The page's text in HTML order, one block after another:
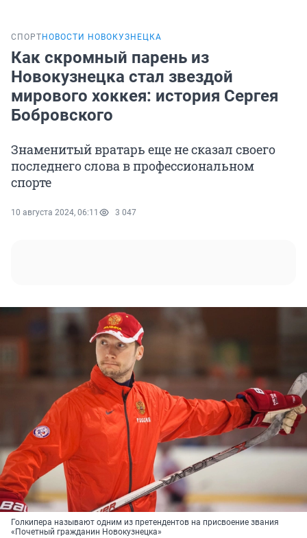
СПОРТ НОВОСТИ НОВОКУЗНЕЦКА
Как скромный парень из
Новокузнецка стал звездой
мирового хоккея: история Сергея
Бобровского
Знаменитый вратарь еще не сказал своего
последнего слова в профессиональном
спорте
10 августа 2024, 06:11 3 047
Голкипера называют одним из претендентов на присвоение звания
«Почетный гражданин Новокузнецка»